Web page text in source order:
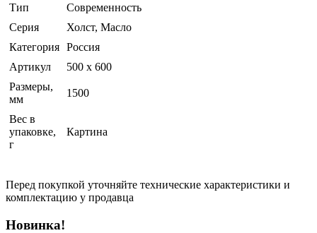
Тип
Современность
Серия
Холст, Масло
Категория Россия
Артикул
500 х 600
Размеры,
мм
1500
Вес в
упаковке,
г
Картина
Перед покупкой уточняйте технические характеристики и
комплектацию у продавца
Новинка!